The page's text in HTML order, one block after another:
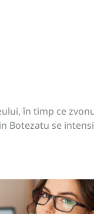
în timp ce
Botezatu se